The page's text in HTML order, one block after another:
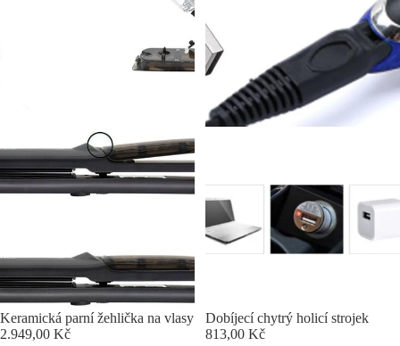
Keramická parní žehlička na vlasy
2.949,00 Kč
Dobíjecí chytrý holicí strojek
813,00 Kč